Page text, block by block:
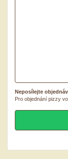
Neposílejte
Pro objednání pizzy